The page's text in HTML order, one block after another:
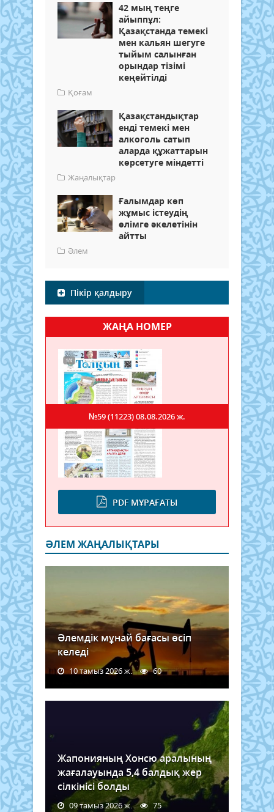
42 мың теңге
айыппұл:
Қазақстанда темекі
мен кальян шегуге
тыйым салынған
орындар тізімі
кеңейтілді
Қоғам
Қазақстандықтар
енді темекі мен
алкоголь сатып
аларда құжаттарын
көрсетуге міндетті
Жаңалықтар
Ғалымдар көп
жұмыс істеудің
өлімге әкелетінін
айтты
Әлем
Пікір қалдыру
ЖАҢА НОМЕР
PDF МҰРАҒАТЫ
№59 (11223)08.08.2026 ж.
ӘЛЕМ ЖАҢАЛЫҚТАРЫ
Әлемдік мұнай бағасы өсіп
келеді
10 тамыз 2026 ж. 60
Жапонияның Хонсю аралының
жағалауында 5,4 балдық жер
сілкінісі болды
09 тамыз 2026 ж. 75